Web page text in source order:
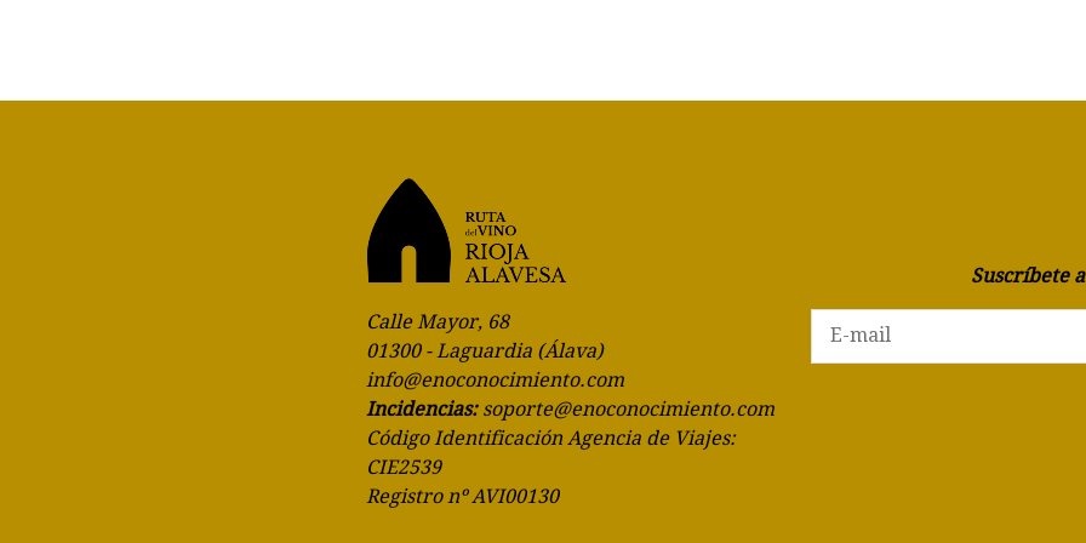
Calle Mayor, 68
01300 - Laguardia (Álava)
info@enoconocimiento.com
Incidencias: soporte@enoconocimiento.com
Código Identificación Agencia de Viajes:
CIE2539
Registro nº AVI00130
Suscríbete